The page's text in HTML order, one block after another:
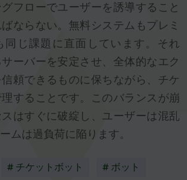
フローでユーザーを誘導すること
ならない。無料システムもプレミ
同じ課題に直面しています。それ
ーバーを安定させ、全体的なエク
頼できるものに保ちながら、チケ
することです。このバランスが崩
はすぐに破綻し、ユーザーは混乱
ムは過負荷に陥ります。
# チケットボット # ボット